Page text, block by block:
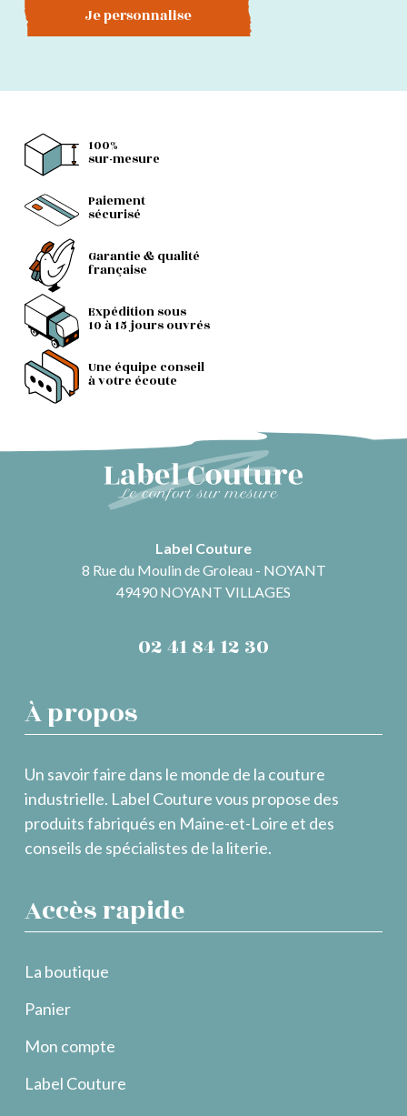
Je personnalise
100%
sur-mesure
Paiement
sécurisé
Garantie & qualité
française
Expédition sous
10 à 15 jours ouvrés
Une équipe conseil
à votre écoute
Label Couture
8 Rue du Moulin de Groleau - NOYANT
49490 NOYANT VILLAGES
02 41 84 12 30
À propos
Un savoir faire dans le monde de la couture
industrielle. Label Couture vous propose des
produits fabriqués en Maine-et-Loire et des
conseils de spécialistes de la literie.
Accès rapide
La boutique
Panier
Mon compte
Label Couture